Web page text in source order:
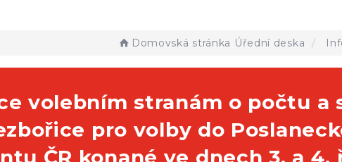
Domovská stránka Úřední deska
volebním stranám o počtu a
pro volby do
ČR konané ve dnech 3. a 4.